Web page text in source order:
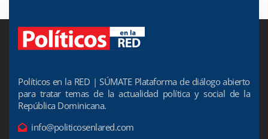
Políticos en la RED | SÚMATE Plataforma de diálogo abierto
para tratar temas de la actualidad política y social de la
República Dominicana.
info@politicosenlared.com